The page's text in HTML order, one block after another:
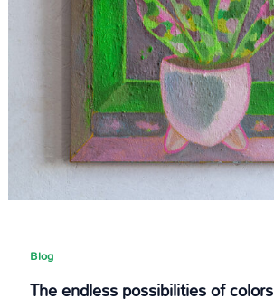
Blog
The endless possibilities of colors